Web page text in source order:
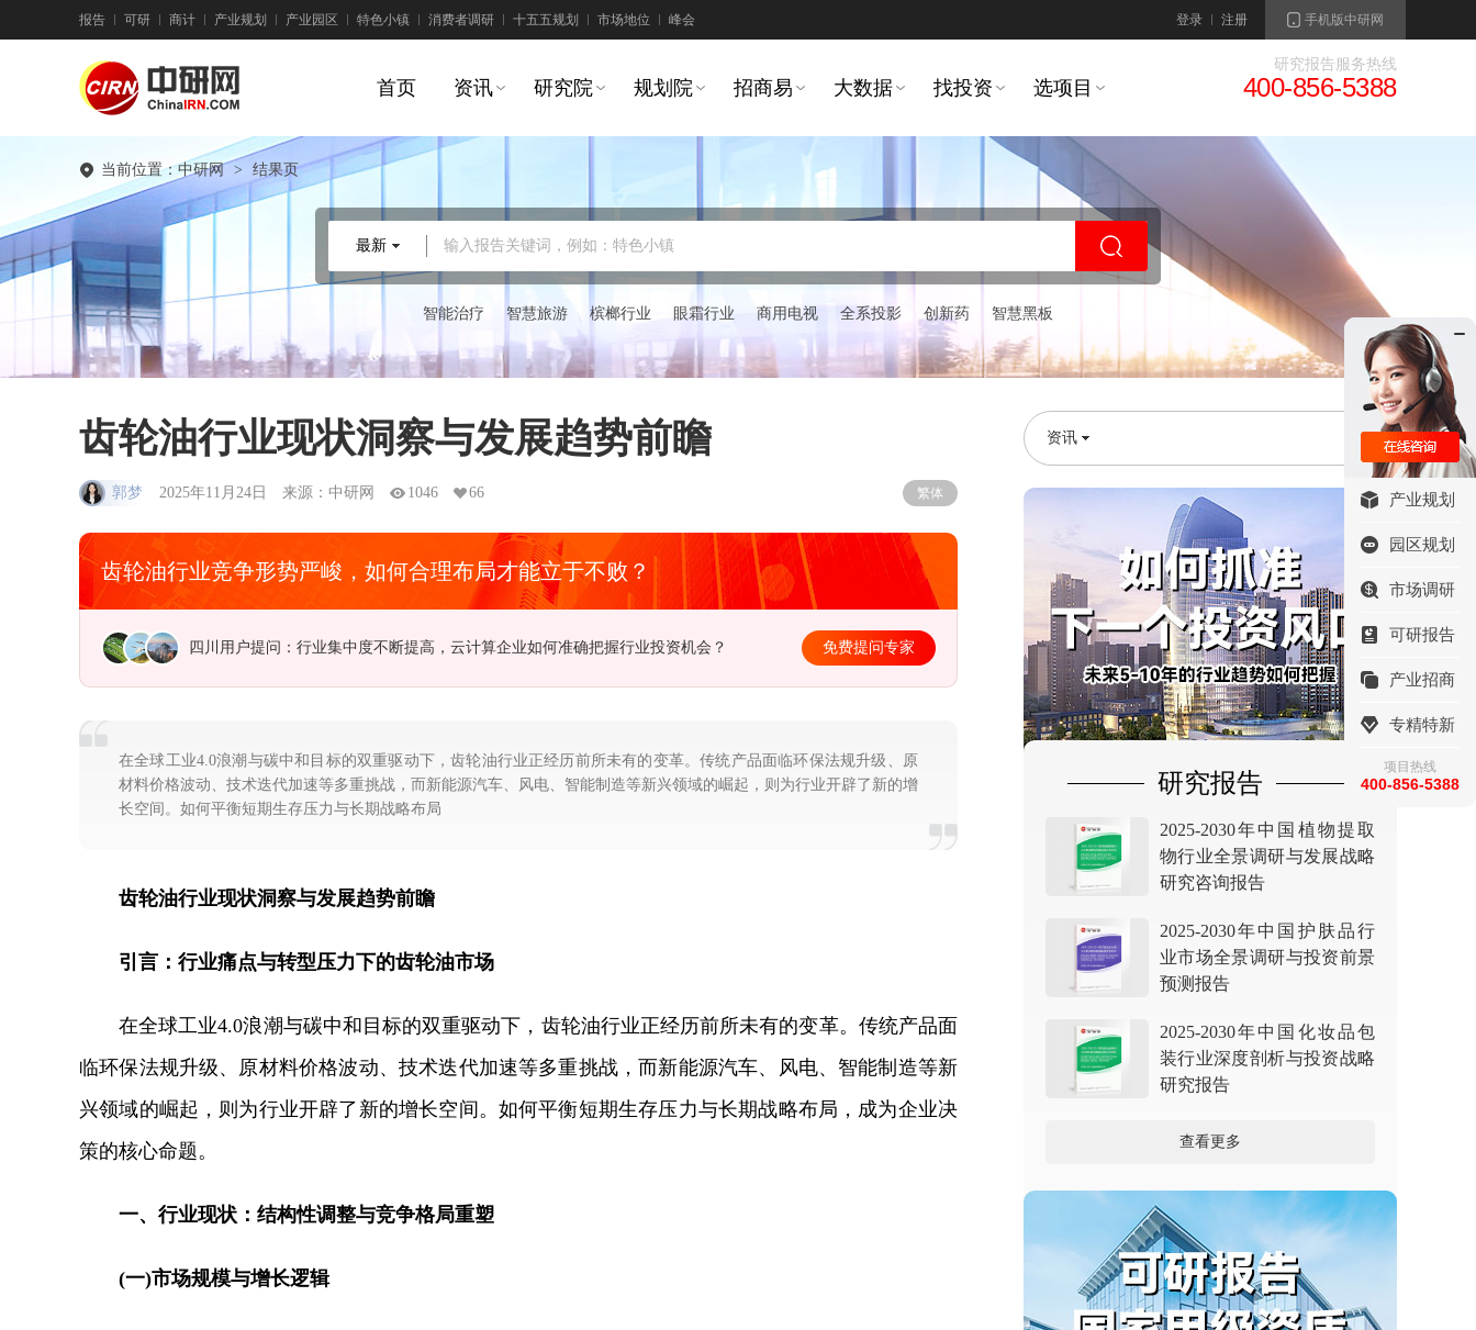
报告 可研 商计 产业规划 产业园区 特色小镇 消费者调研 十五五规划 市场地位 峰会 登录 注册 手机版中研网
首页 资讯 研究院 规划院 招商易 大数据 找投资 选项目
研究报告服务热线
400-856-5388
当前位置：中研网 > 结果页
输入报告关键词，例如：特色小镇
最新
智能治疗 智慧旅游 槟榔行业 眼霜行业 商用电视 全系投影 创新药 智慧黑板
齿轮油行业现状洞察与发展趋势前瞻
郭梦 2025年11月24日 来源：中研网 1046 66 繁体
齿轮油行业竞争形势严峻，如何合理布局才能立于不败？
河南用户提问：节能环保资金缺乏，企业承受能力有限，电力企业如何突破瓶颈？ 免费提问专家
在全球工业4.0浪潮与碳中和目标的双重驱动下，齿轮油行业正经历前所未有的变革。传统产品面临环保法规升级、原
材料价格波动、技术迭代加速等多重挑战，而新能源汽车、风电、智能制造等新兴领域的崛起，则为行业开辟了新的增
长空间。如何平衡短期生存压力与长期战略布局
齿轮油行业现状洞察与发展趋势前瞻
引言：行业痛点与转型压力下的齿轮油市场
在全球工业4.0浪潮与碳中和目标的双重驱动下，齿轮油行业正经历前所未有的变革。传统产品面
临环保法规升级、原材料价格波动、技术迭代加速等多重挑战，而新能源汽车、风电、智能制造等新
兴领域的崛起，则为行业开辟了新的增长空间。如何平衡短期生存压力与长期战略布局，成为企业决
策的核心命题。
一、行业现状：结构性调整与竞争格局重塑
(一)市场规模与增长逻辑
资讯
研究报告
2025-2030年中国植物提取
物行业全景调研与发展战略
研究咨询报告
2025-2030年中国护肤品行
业市场全景调研与投资前景
预测报告
2025-2030年中国化妆品包
装行业深度剖析与投资战略
研究报告
查看更多
产业规划
园区规划
市场调研
可研报告
产业招商
专精特新
项目热线
400-856-5388